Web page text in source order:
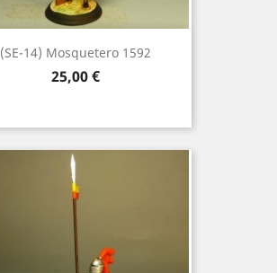
(SE-14) Mosquetero 1592
Precio
25,00 €